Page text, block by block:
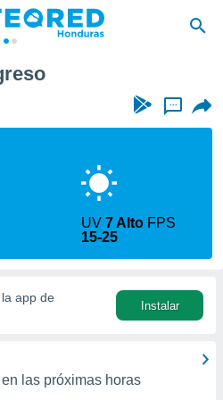
...
UV7 Alto FPS
15-25
la app de
Instalar
las próximas horas